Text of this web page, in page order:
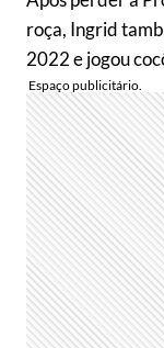
roça, Ingrid
2022 e jogou